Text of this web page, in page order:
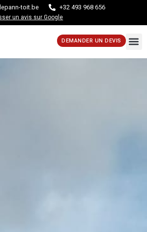
toit.be +32 493 968 656
un avis sur Google
DEMANDER UN DEVIS